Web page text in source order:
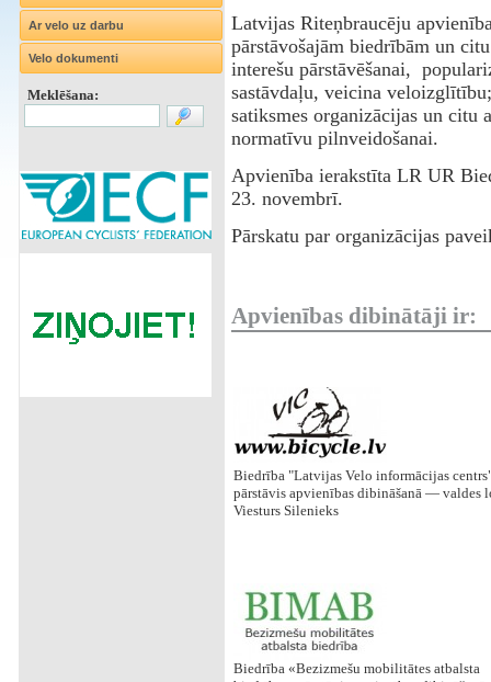
Ar velo uz darbu
Velo dokumenti
Meklēšana:
Latvijas Riteņbraucēju
pārstāvošajām biedrībām un
interešu pārstāvēšanai,
sastāvdaļu, veicina
satiksmes organizācijas un citu
normatīvu pilnveidošanai.
Apvienība ierakstīta LR UR
23. novembrī.
Pārskatu par organizācijas
Apvienības dibinātāji ir:
Biedrība "Latvijas Velo informācijas
pārstāvis apvienības dibināšanā — valdes
Viesturs Silenieks
Biedrība «Bezizmešu mobilitātes atbalsta